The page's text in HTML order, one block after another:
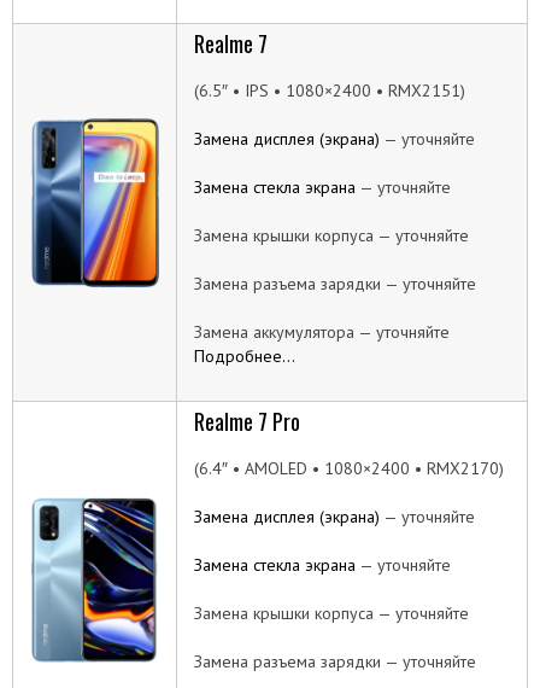
Realme 7
(6.5″ • IPS • 1080×2400 • RMX2151)
Замена дисплея (экрана) — уточняйте
Замена стекла экрана — уточняйте
Замена крышки корпуса — уточняйте
Замена разъема зарядки — уточняйте
Замена аккумулятора — уточняйте
Подробнее…
Realme 7 Pro
(6.4″ • AMOLED • 1080×2400 • RMX2170)
Замена дисплея (экрана) — уточняйте
Замена стекла экрана — уточняйте
Замена крышки корпуса — уточняйте
Замена разъема зарядки — уточняйте